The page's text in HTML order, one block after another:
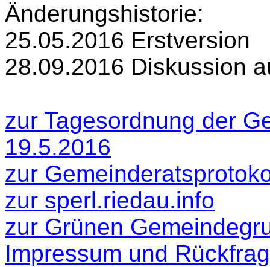
Änderungshistorie:
25.05.2016 Erstversion
28.09.2016 Diskussion
zur Tagesordnung der
19.5.2016
zur
zur sperl.riedau.info
zur Grünen
Impressum und